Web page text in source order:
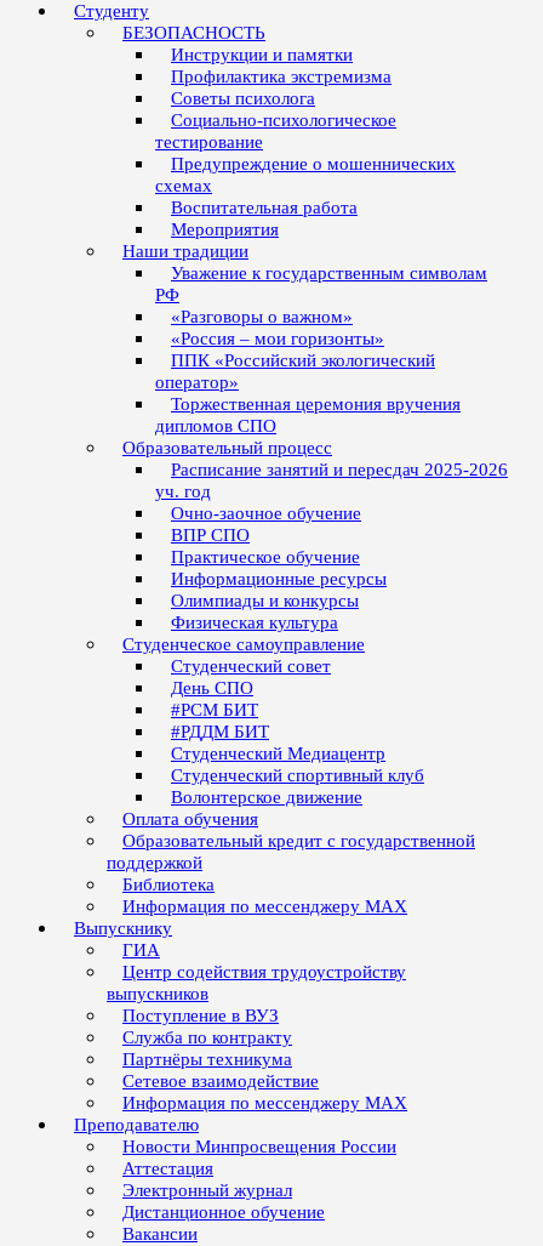
Студенту
БЕЗОПАСНОСТЬ
Инструкции и памятки
Профилактика экстремизма
Советы психолога
Социально-психологическое
тестирование
Предупреждение о мошеннических
схемах
Воспитательная работа
Мероприятия
Наши традиции
Уважение к государственным символам
РФ
«Разговоры о важном»
«Россия – мои горизонты»
ППК «Российский экологический
оператор»
Торжественная церемония вручения
дипломов СПО
Образовательный процесс
Расписание занятий и пересдач 2025-2026
уч. год
Очно-заочное обучение
ВПР СПО
Практическое обучение
Информационные ресурсы
Олимпиады и конкурсы
Физическая культура
Студенческое самоуправление
Студенческий совет
День СПО
#РСМ БИТ
#РДДМ БИТ
Студенческий Медиацентр
Студенческий спортивный клуб
Волонтерское движение
Оплата обучения
Образовательный кредит с государственной
поддержкой
Библиотека
Информация по мессенджеру MAX
Выпускнику
ГИА
Центр содействия трудоустройству
выпускников
Поступление в ВУЗ
Служба по контракту
Партнёры техникума
Сетевое взаимодействие
Информация по мессенджеру MAX
Преподавателю
Новости Минпросвещения России
Аттестация
Электронный журнал
Дистанционное обучение
Вакансии